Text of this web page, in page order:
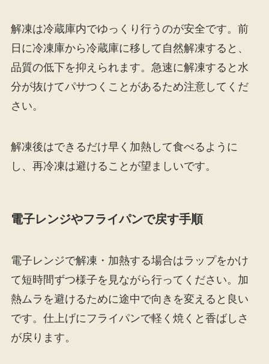
解凍は冷蔵庫内でゆっくり行うのが安全です。前
日に冷凍庫から冷蔵庫に移して自然解凍すると、
品質の低下を抑えられます。急速に解凍すると水
分が抜けてパサつくことがあるため注意してくだ
さい。
解凍後はできるだけ早く加熱して食べるように
し、再冷凍は避けることが望ましいです。
電子レンジやフライパンで戻す手順
電子レンジで解凍・加熱する場合はラップをかけ
て短時間ずつ様子を見ながら行ってください。加
熱ムラを避けるために途中で向きを変えると良い
です。仕上げにフライパンで軽く焼くと香ばしさ
が戻ります。